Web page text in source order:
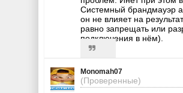
Системный брандмауэр
он не влияет на
равно запрещать или
подключения в нём).
Monomah07
(Проверенные)